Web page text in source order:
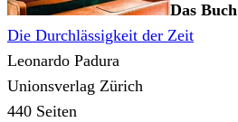
Das Buch
Die Durchlässigkeit der Zeit
Leonardo Padura
Unionsverlag Zürich
440 Seiten